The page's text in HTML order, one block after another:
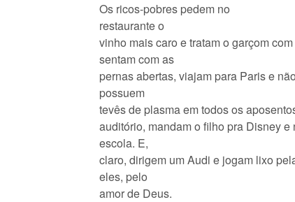
Os ricos-pobres pedem no
restaurante o
vinho mais caro e tratam o garçom
sentam com as
pernas abertas, viajam para Paris e
possuem
tevês de plasma em todos os
auditório, mandam o filho pra Disney
escola. E,
claro, dirigem um Audi e jogam lixo
eles, pelo
amor de Deus.